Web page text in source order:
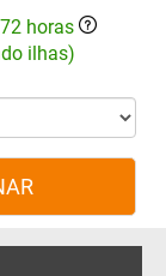
horas
ilhas)